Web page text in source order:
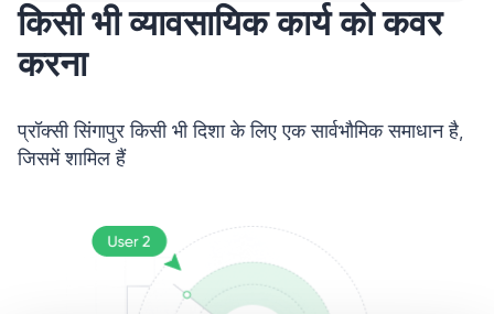
किसी भी व्यावसायिक कार्य को कवर
करना
प्रॉक्सी सिंगापुर किसी भी दिशा के लिए एक सार्वभौमिक समाधान है,
जिसमें शामिल हैं